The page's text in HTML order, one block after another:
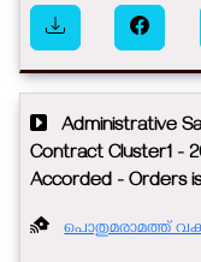
Administrative
Contract Cluster1 -
Accorded - Orders
പൊതുമരാമത്ത്